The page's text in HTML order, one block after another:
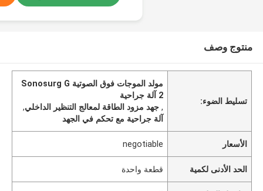
منتوج وصف
تسليط الضوء:
مولد الموجات فوق الصوتية Sonosurg G
2 آلة جراحية
,جهد مزود الطاقة لمعالج التنظير الداخلي,
آلة جراحية مع تحكم في الجهد
الأسعار negotiable
الحد الأدنى لكمية قطعة واحدة